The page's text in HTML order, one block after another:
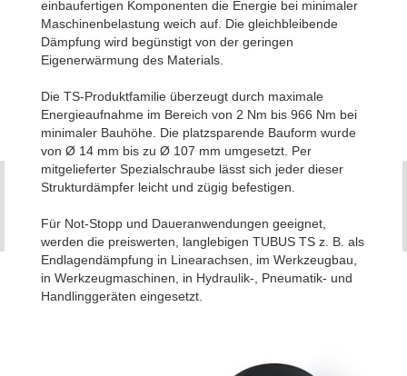
einbaufertigen Komponenten die Energie bei minimaler
Maschinenbelastung weich auf. Die gleichbleibende
Dämpfung wird begünstigt von der geringen
Eigenerwärmung des Materials.
Die TS-Produktfamilie überzeugt durch maximale
Energieaufnahme im Bereich von 2 Nm bis 966 Nm bei
minimaler Bauhöhe. Die platzsparende Bauform wurde
von Ø 14 mm bis zu Ø 107 mm umgesetzt. Per
mitgelieferter Spezialschraube lässt sich jeder dieser
Strukturdämpfer leicht und zügig befestigen.
Für Not-Stopp und Daueranwendungen geeignet,
werden die preiswerten, langlebigen TUBUS TS z. B. als
Endlagendämpfung in Linearachsen, im Werkzeugbau,
in Werkzeugmaschinen, in Hydraulik-, Pneumatik- und
Handlinggeräten eingesetzt.